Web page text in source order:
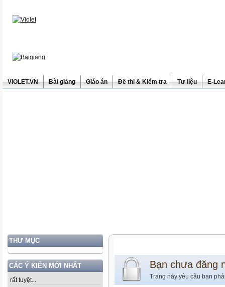
ViOLET.VN Bài giảng Giáo án Đề thi & Kiểm tra Tư liệu E-
THƯ MỤC
CÁC Ý KIẾN MỚI NHẤT
rất tuyệt...
Bạn chưa đăng
Trang này yêu cầu bạn